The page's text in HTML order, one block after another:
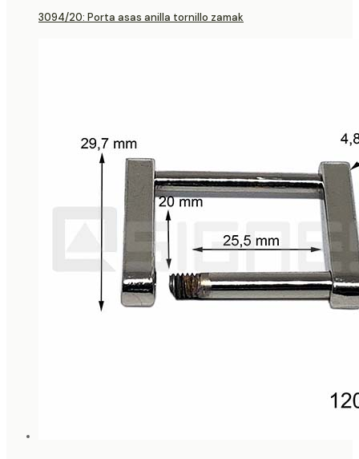
3094/20: Porta asas anilla tornillo zamak